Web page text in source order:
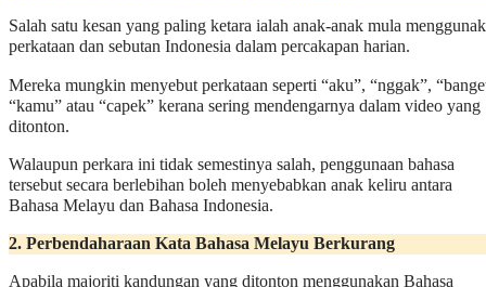
Salah satu kesan yang paling ketara ialah anak-anak mula
perkataan dan sebutan Indonesia dalam percakapan harian.
Mereka mungkin menyebut perkataan seperti “aku”, “nggak”,
“kamu” atau “capek” kerana sering mendengarnya dalam video yang
ditonton.
Walaupun perkara ini tidak semestinya salah, penggunaan bahasa
tersebut secara berlebihan boleh menyebabkan anak keliru antara
Bahasa Melayu dan Bahasa Indonesia.
2. Perbendaharaan Kata Bahasa Melayu Berkurang
Apabila majoriti kandungan yang ditonton menggunakan Bahasa